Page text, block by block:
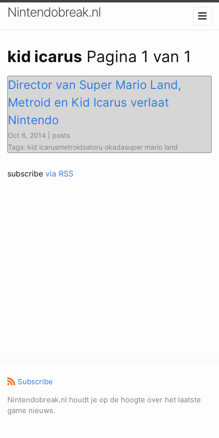
Nintendobreak.nl
kid icarus Pagina 1 van 1
Director van Super Mario Land,
Metroid en Kid Icarus verlaat
Nintendo
Oct 6, 2014 | posts
Tags: kid icarusmetroidsatoru okadasuper mario land
subscribe via RSS
Subscribe
Nintendobreak.nl houdt je op de hoogte over het laatste
game nieuws.